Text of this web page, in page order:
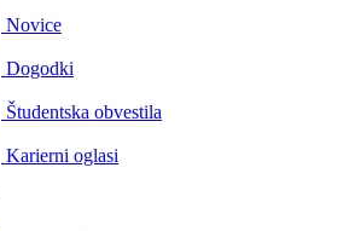
Novice
Dogodki
Študentska obvestila
Karierni oglasi